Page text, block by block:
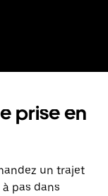
prise en
un trajet
pas dans